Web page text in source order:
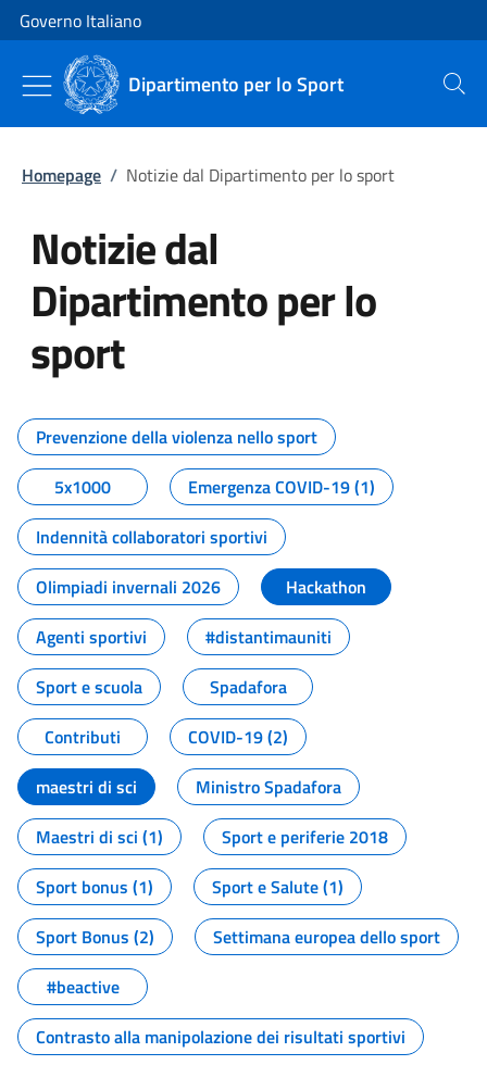
Vai al contenuto
Vai alla navigazione del sito
Governo Italiano
Dipartimento per lo Sport Cerca
Homepage / Notizie dal Dipartimento per lo sport
Notizie dal
Dipartimento per lo
sport
Tutti i contenuti della pagina
Prevenzione della violenza nello sport
5x1000
Emergenza COVID-19 (1)
Indennità collaboratori sportivi
Olimpiadi invernali 2026
Hackathon
Agenti sportivi
#distantimauniti
Sport e scuola
Spadafora
Contributi
COVID-19 (2)
maestri di sci
Ministro Spadafora
Maestri di sci (1)
Sport e periferie 2018
Sport bonus (1)
Sport e Salute (1)
Sport Bonus (2)
Settimana europea dello sport
#beactive
Contrasto alla manipolazione dei risultati sportivi